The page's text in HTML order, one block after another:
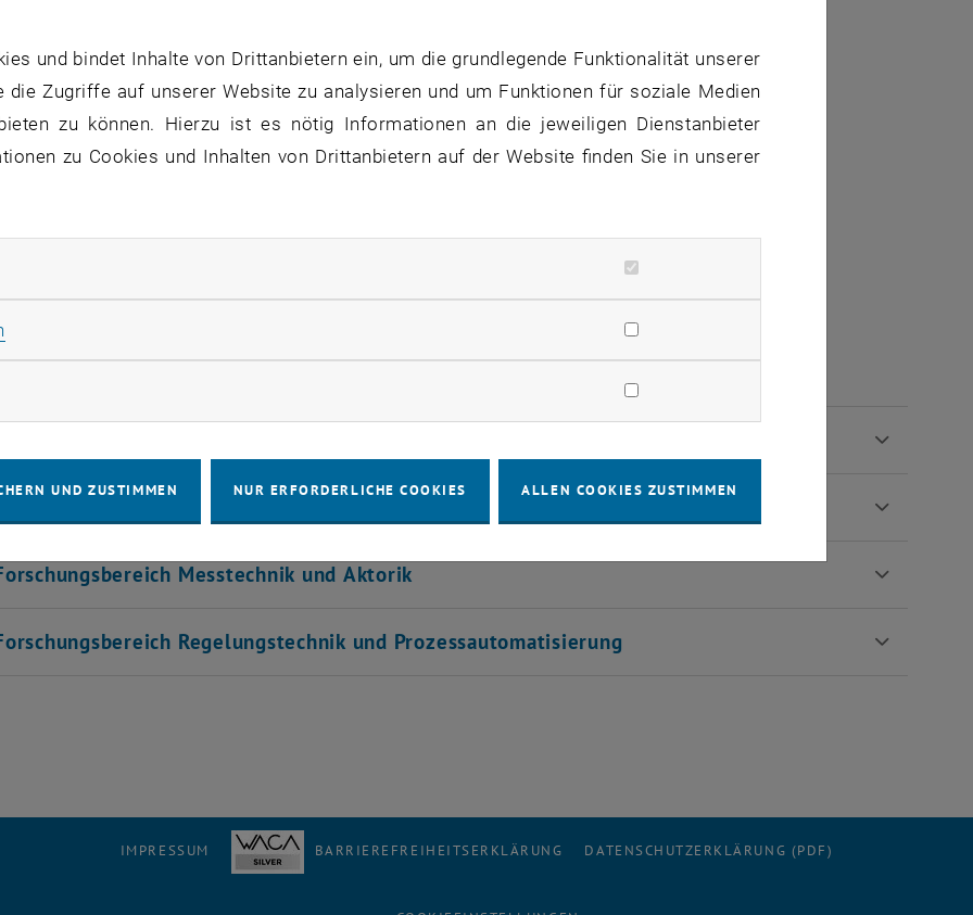
Dynamik und Fahrzeugdynamik
fester Körper
Messtechnik und Aktorik
Regelungstechnik und Prozessautomatisierung
IMPRESSUM BARRIEREFREIHEITSERKLÄRUNG DATENSCHUTZERKLÄRUNG (PDF)
und bindet Inhalte von Drittanbietern ein, um die grundlegende Funktionalität unserer
Zugriffe auf unserer Website zu analysieren und um Funktionen für soziale Medien
zu können. Hierzu ist es nötig Informationen an die jeweiligen Dienstanbieter
zu Cookies und Inhalten von Drittanbietern auf der Website finden Sie in unserer
Cookies zulassen
UND ZUSTIMMEN NUR ERFORDERLICHE COOKIES ALLEN COOKIES ZUSTIMMEN